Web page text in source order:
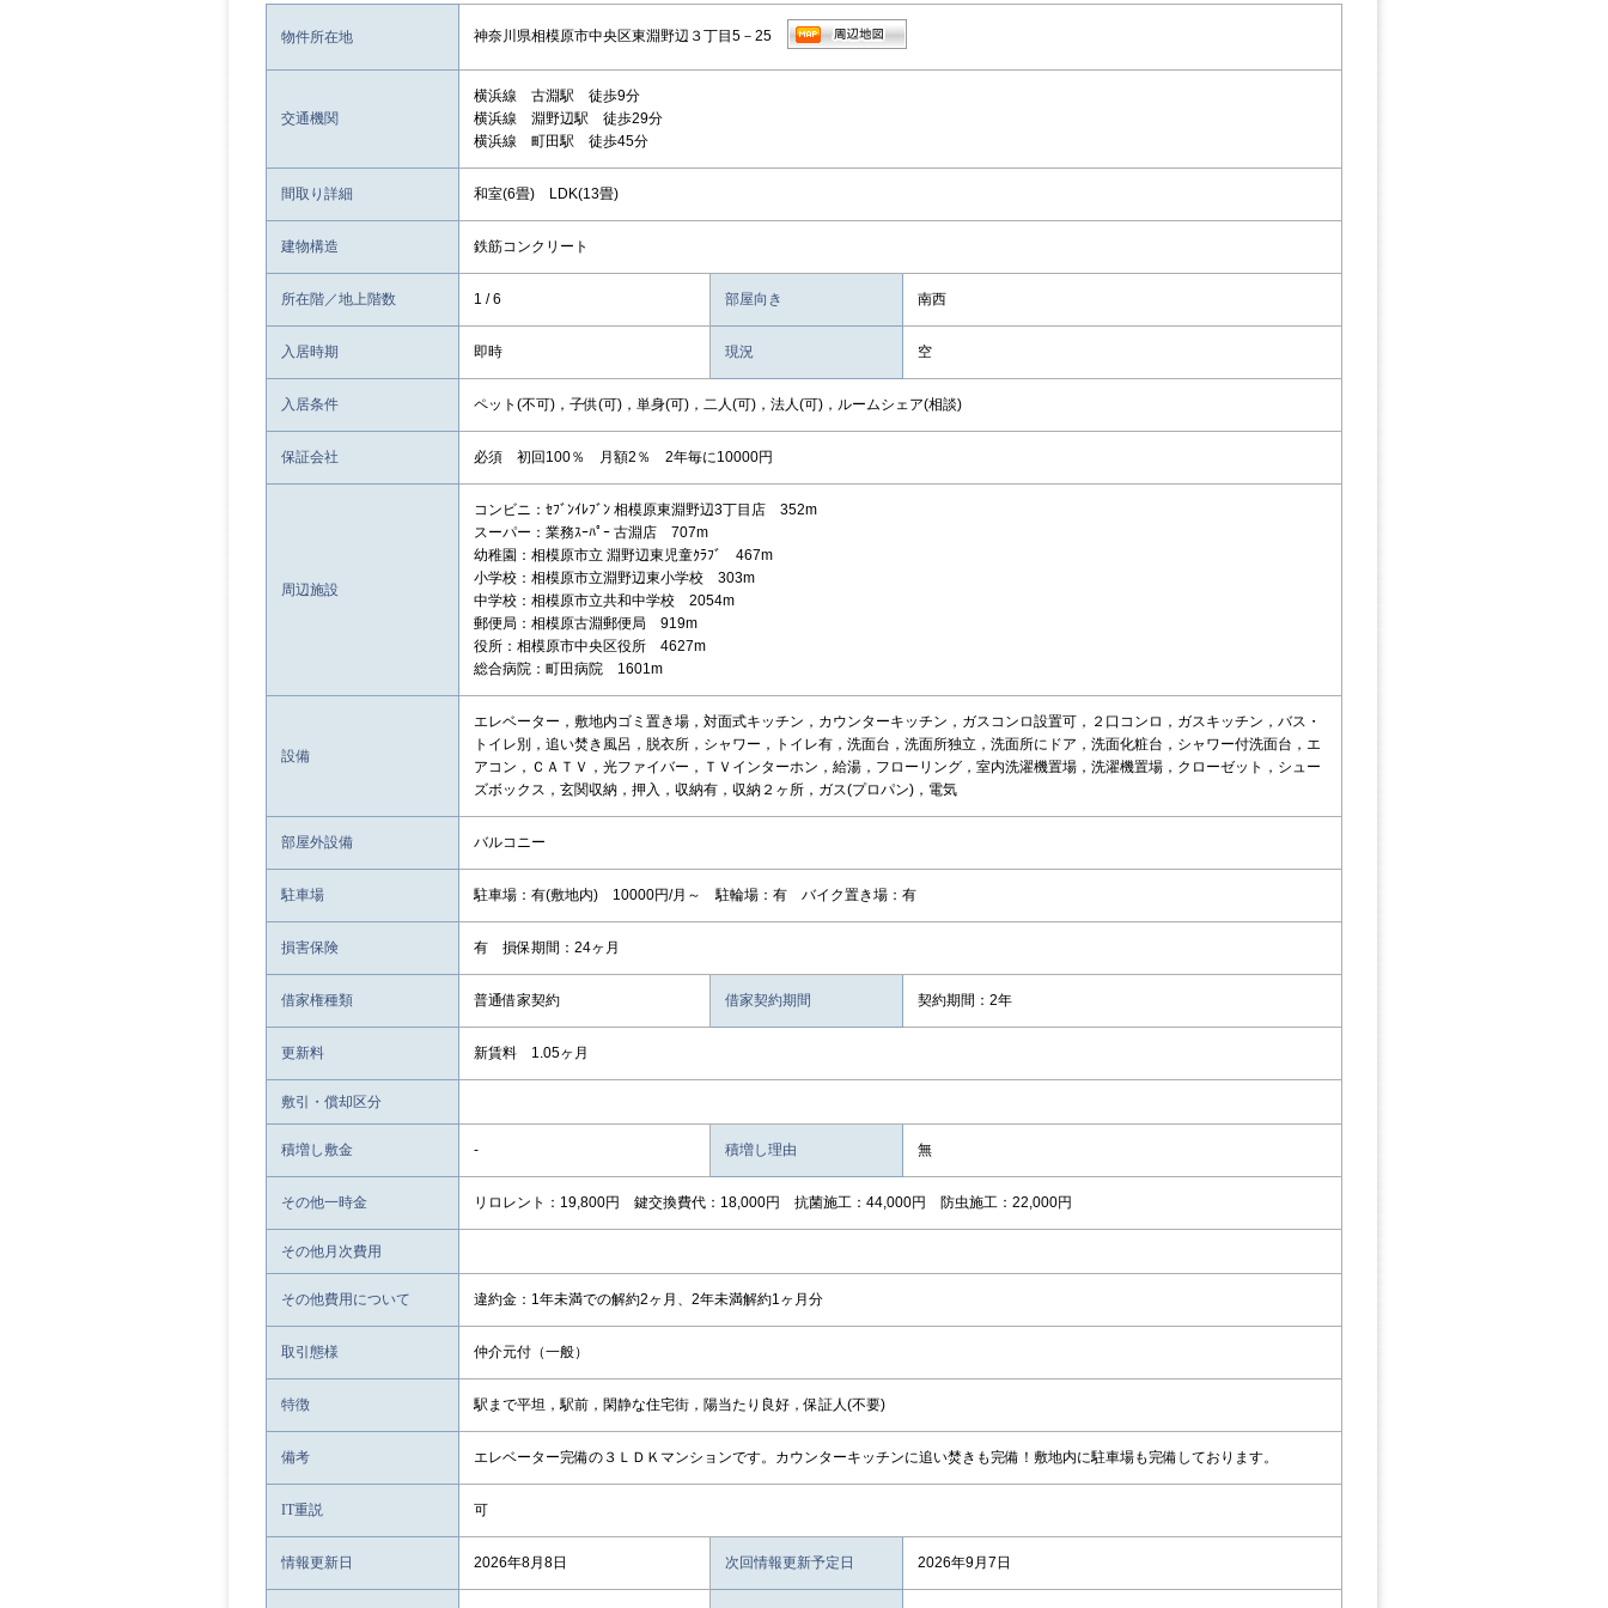
物件所在地 神奈川県相模原市中央区東淵野辺３丁目5－25
交通機関
横浜線 古淵駅 徒歩9分
横浜線 淵野辺駅 徒歩29分
横浜線 町田駅 徒歩45分
間取り詳細 和室(6畳) LDK(13畳)
建物構造 鉄筋コンクリート
所在階／地上階数 1 / 6 部屋向き 南西
入居時期 即時 現況 空
入居条件 ペット(不可)，子供(可)，単身(可)，二人(可)，法人(可)，ルームシェア(相談)
保証会社 必須 初回100％ 月額2％ 2年毎に10000円
周辺施設
コンビニ：ｾﾌﾞﾝｲﾚﾌﾞﾝ 相模原東淵野辺3丁目店 352m
スーパー：業務ｽｰﾊﾟｰ 古淵店 707m
幼稚園：相模原市立 淵野辺東児童ｸﾗﾌﾞ 467m
小学校：相模原市立淵野辺東小学校 303m
中学校：相模原市立共和中学校 2054m
郵便局：相模原古淵郵便局 919m
役所：相模原市中央区役所 4627m
総合病院：町田病院 1601m
設備
エレベーター，敷地内ゴミ置き場，対面式キッチン，カウンターキッチン，ガスコンロ設置可，２口コンロ，ガスキッチン，バス・
トイレ別，追い焚き風呂，脱衣所，シャワー，トイレ有，洗面台，洗面所独立，洗面所にドア，洗面化粧台，シャワー付洗面台，エ
アコン，ＣＡＴＶ，光ファイバー，ＴＶインターホン，給湯，フローリング，室内洗濯機置場，洗濯機置場，クローゼット，シュー
ズボックス，玄関収納，押入，収納有，収納２ヶ所，ガス(プロパン)，電気
部屋外設備 バルコニー
駐車場 駐車場：有(敷地内) 10000円/月～ 駐輪場：有 バイク置き場：有
損害保険 有 損保期間：24ヶ月
借家権種類 普通借家契約 借家契約期間 契約期間：2年
更新料 新賃料 1.05ヶ月
敷引・償却区分
積増し敷金 - 積増し理由 無
その他一時金 リロレント：19,800円 鍵交換費代：18,000円 抗菌施工：44,000円 防虫施工：22,000円
その他月次費用
その他費用について 違約金：1年未満での解約2ヶ月、2年未満解約1ヶ月分
取引態様 仲介元付（一般）
特徴 駅まで平坦，駅前，閑静な住宅街，陽当たり良好，保証人(不要)
備考 エレベーター完備の３ＬＤＫマンションです。カウンターキッチンに追い焚きも完備！敷地内に駐車場も完備しております。
IT重説 可
情報更新日 2026年8月8日 次回情報更新予定日 2026年9月7日